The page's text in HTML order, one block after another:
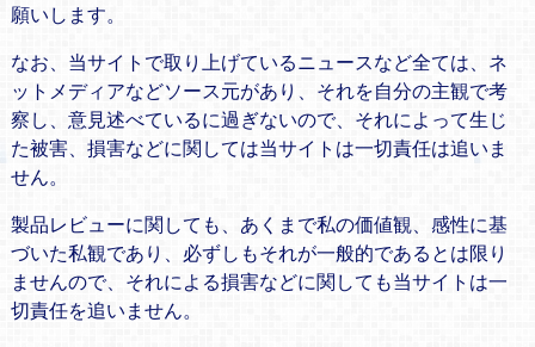
願いします。
なお、当サイトで取り上げているニュースなど全ては、ネ
ットメディアなどソース元があり、それを自分の主観で考
察し、意見述べているに過ぎないので、それによって生じ
た被害、損害などに関しては当サイトは一切責任は追いま
せん。
製品レビューに関しても、あくまで私の価値観、感性に基
づいた私観であり、必ずしもそれが一般的であるとは限り
ませんので、それによる損害などに関しても当サイトは一
切責任を追いません。